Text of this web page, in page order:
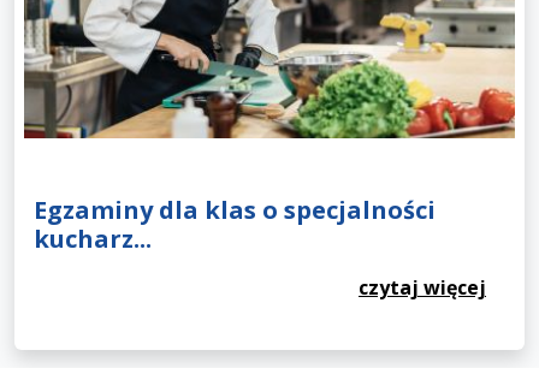
Egzaminy dla klas o specjalności
kucharz...
czytaj więcej